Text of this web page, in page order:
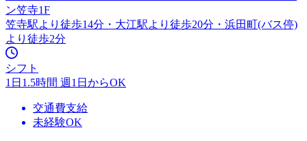
ン笠寺1F
笠寺駅より徒歩14分・大江駅より徒歩20分・浜田町(バス停)
より徒歩2分
シフト
1日1.5時間 週1日からOK
交通費支給
未経験OK